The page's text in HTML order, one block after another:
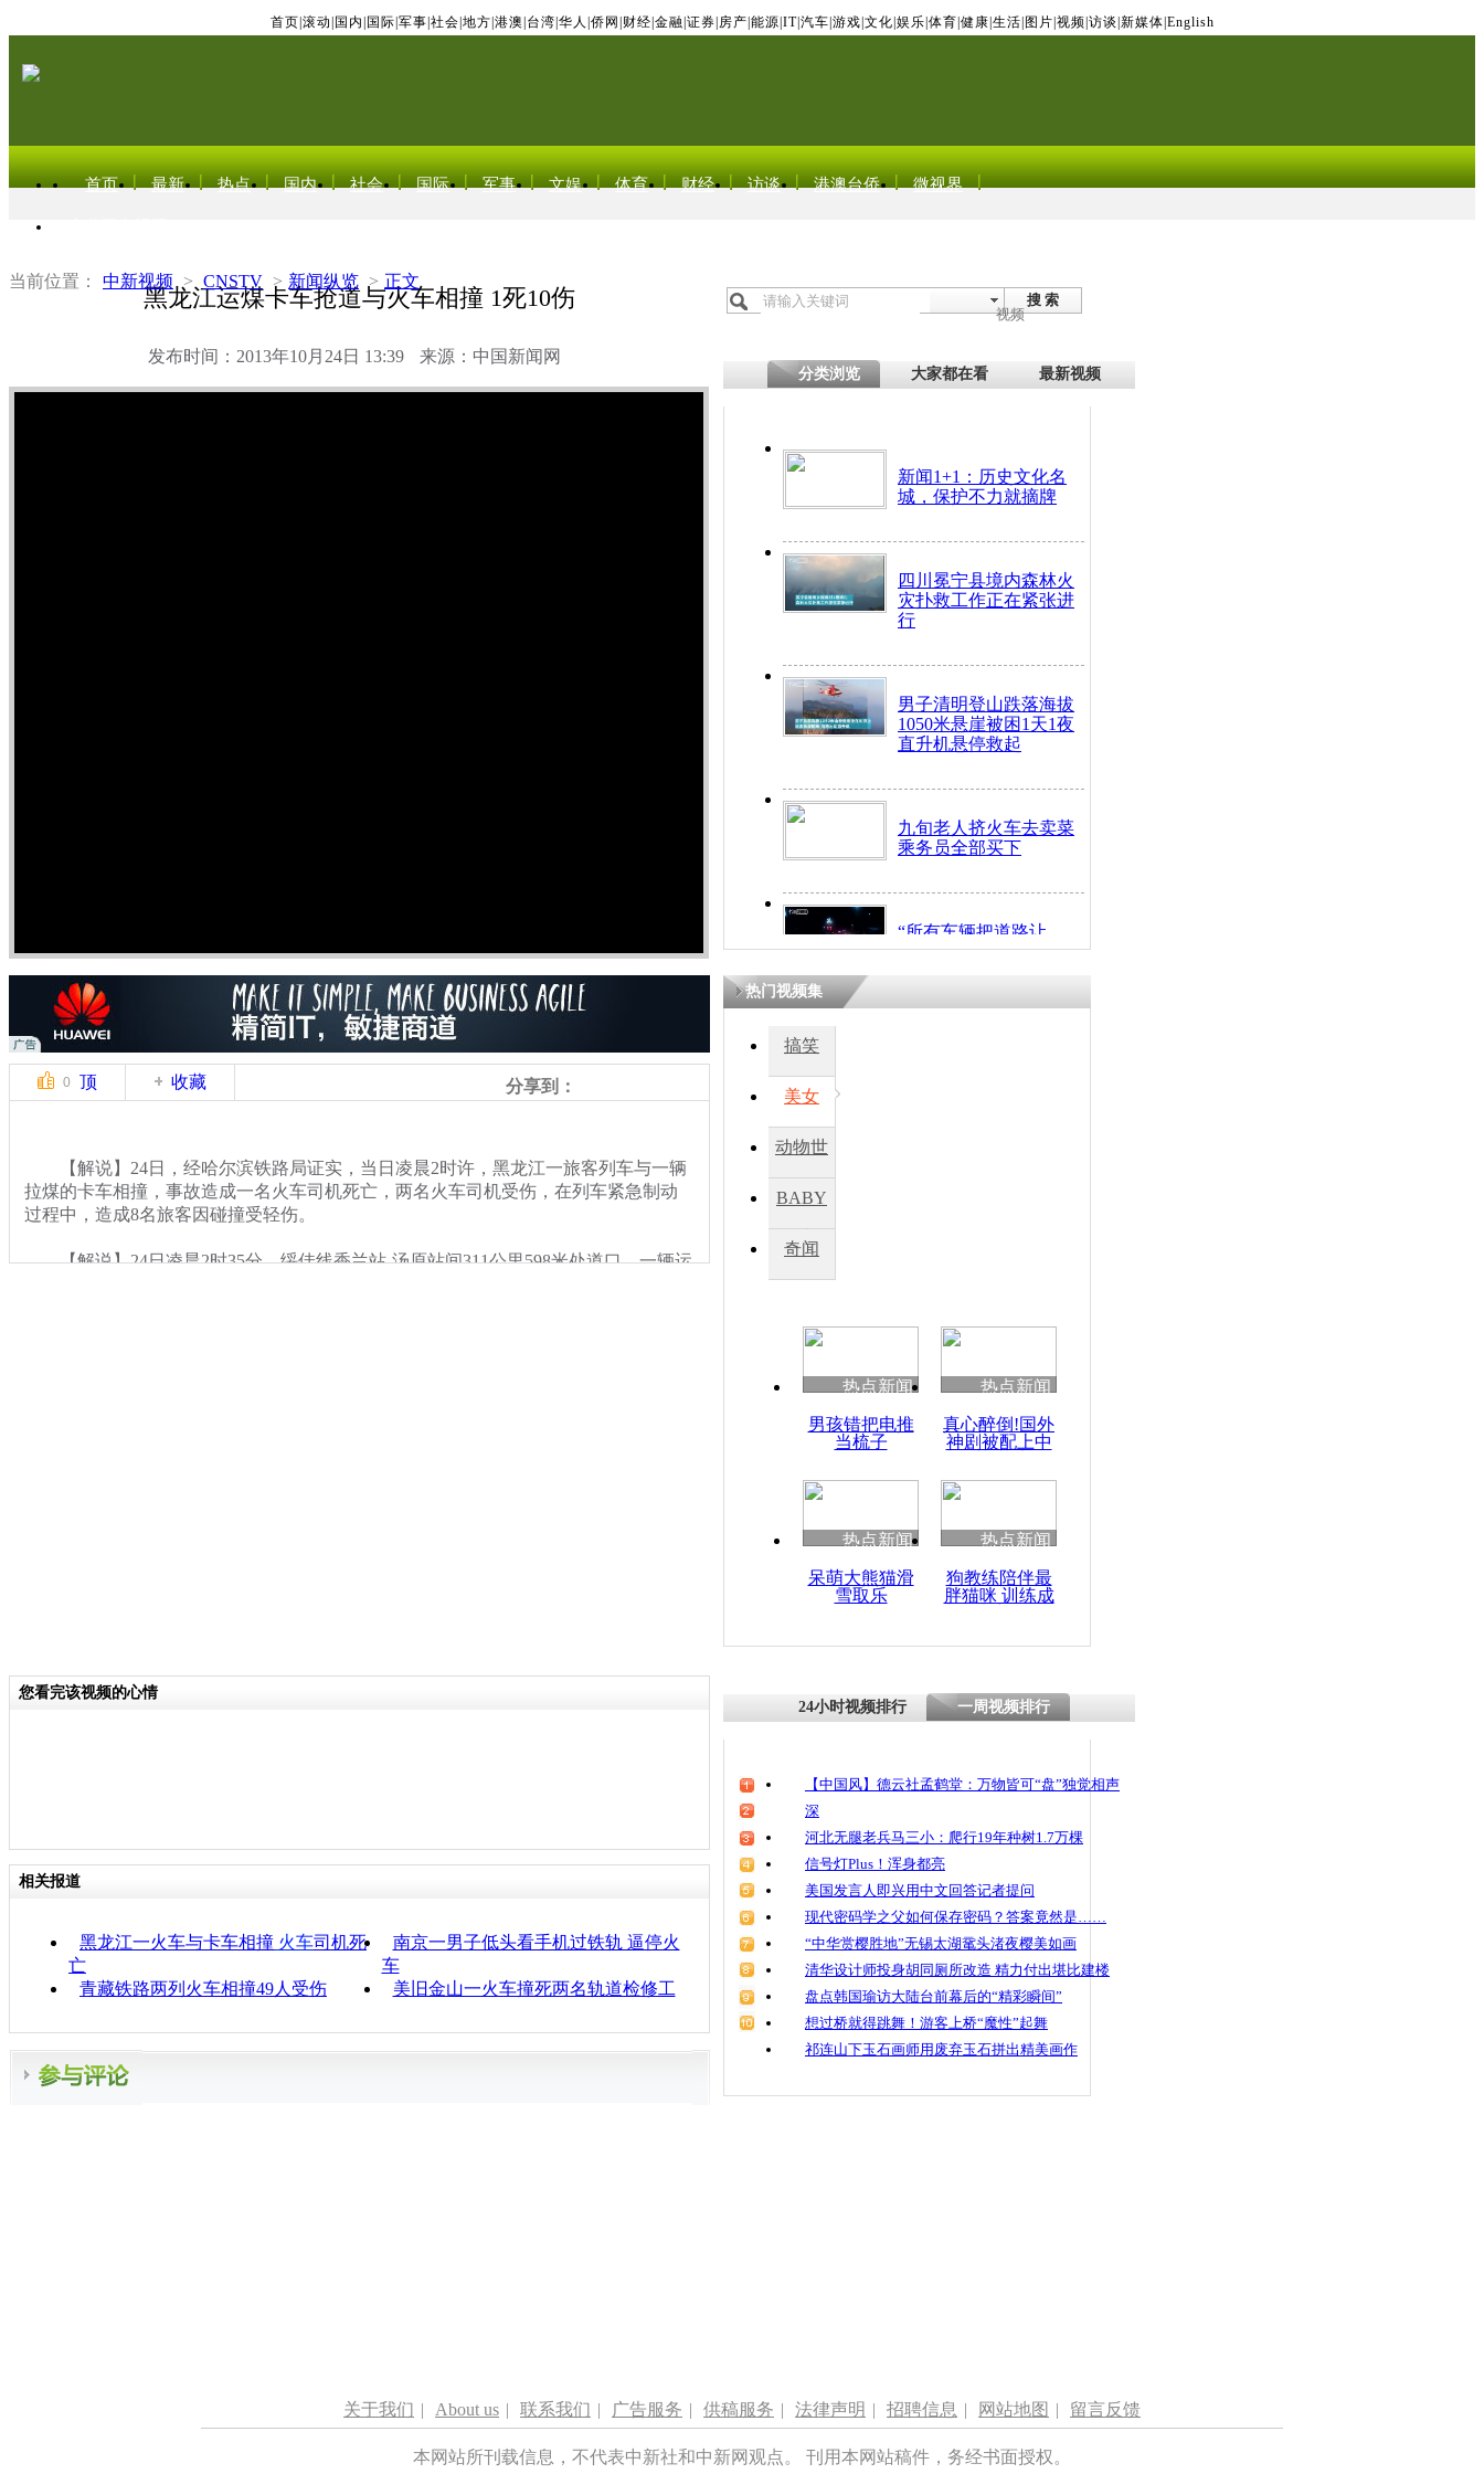
首页 滚动 国内 国际 军事 社会 地方 港澳 台湾 华人 侨网 财经 金融 证券 房产 能源 IT| 汽车 游戏 文化 娱乐 体育 健康 生活 图片 视频 访谈 新媒体 English
首页 最新 热点 国内 社会 国际 军事 文娱 体育 财经 访谈 港澳台侨 微视界
当前位置： 中新视频 > CNSTV > 新闻纵览 > 正文
黑龙江运煤卡车抢道与火车相撞 1死10伤
发布时间：2013年10月24日 13:39 来源：中国新闻网
搜 索
视频
分类浏览 大家都在看 最新视频
新闻1+1：历史文化名
城，保护不力就摘牌
四川冕宁县境内森林火
灾扑救工作正在紧张进
行
男子清明登山跌落海拔
1050米悬崖被困1天1夜
直升机悬停救起
九旬老人挤火车去卖菜
乘务员全部买下
“所有车辆把道路让
开！”儿童突发疾病交
因
度苗族花山节
魂
0 顶 收藏 分享到：
【解说】24日，经哈尔滨铁路局证实，当日凌晨2时许，黑龙江一旅客列车与一辆
拉煤的卡车相撞，事故造成一名火车司机死亡，两名火车司机受伤，在列车紧急制动
过程中，造成8名旅客因碰撞受轻伤。
【解说】24日凌晨2时35分，绥佳线香兰站-汤原站间311公里598米处道口，一辆运
热门视频集
搞笑
美女
动物世
BABY
秀
奇闻
热点新闻
男孩错把电推
当梳子
热点新闻
真心醉倒!国外
神剧被配上中
热点新闻
呆萌大熊猫滑
雪取乐
热点新闻
狗教练陪伴最
胖猫咪 训练成
您看完该视频的心情
相关报道
黑龙江一火车与卡车相撞 火车司机死
亡
南京一男子低头看手机过铁轨 逼停火
车
青藏铁路两列火车相撞49人受伤
美旧金山一火车撞死两名轨道检修工
24小时视频排行 一周视频排行
【中国风】德云社孟鹤堂：万物皆可“盘”独觉相声
深
河北无腿老兵马三小：爬行19年种树1.7万棵
信号灯Plus！浑身都亮
美国发言人即兴用中文回答记者提问
现代密码学之父如何保存密码？答案竟然是……
“中华赏樱胜地”无锡太湖鼋头渚夜樱美如画
清华设计师投身胡同厕所改造 精力付出堪比建楼
盘点韩国瑜访大陆台前幕后的“精彩瞬间”
想过桥就得跳舞！游客上桥“魔性”起舞
祁连山下玉石画师用废弃玉石拼出精美画作
关于我们 | About us | 联系我们 | 广告服务 | 供稿服务 | 法律声明 | 招聘信息 | 网站地图 | 留言反馈
本网站所刊载信息，不代表中新社和中新网观点。 刊用本网站稿件，务经书面授权。